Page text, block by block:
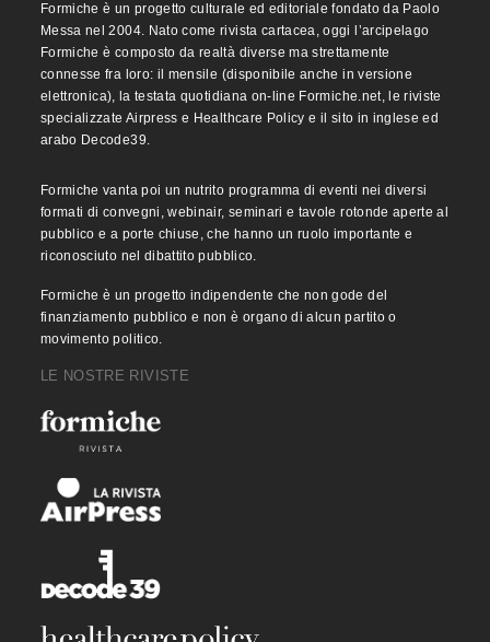
Formiche è un progetto culturale ed editoriale fondato da Paolo
Messa nel 2004. Nato come rivista cartacea, oggi l’arcipelago
Formiche è composto da realtà diverse ma strettamente
connesse fra loro: il mensile (disponibile anche in versione
elettronica), la testata quotidiana on-line Formiche.net, le riviste
specializzate Airpress e Healthcare Policy e il sito in inglese ed
arabo Decode39.
Formiche vanta poi un nutrito programma di eventi nei diversi
formati di convegni, webinair, seminari e tavole rotonde aperte al
pubblico e a porte chiuse, che hanno un ruolo importante e
riconosciuto nel dibattito pubblico.
Formiche è un progetto indipendente che non gode del
finanziamento pubblico e non è organo di alcun partito o
movimento politico.
LE NOSTRE RIVISTE